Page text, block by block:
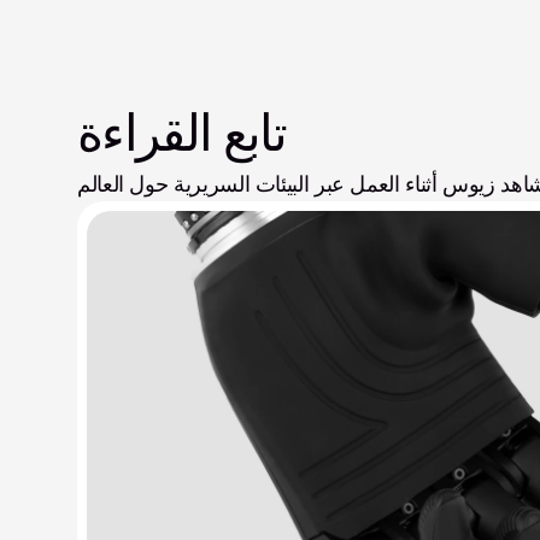
تابع القراءة
زيوس أثناء العمل عبر البيئات السريرية حول العالم